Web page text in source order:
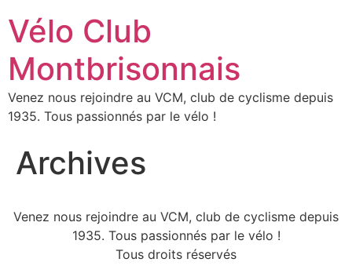
Vélo Club
Montbrisonnais
Venez nous rejoindre au VCM, club de cyclisme depuis
1935. Tous passionnés par le vélo !
Archives
Venez nous rejoindre au VCM, club de cyclisme depuis
1935. Tous passionnés par le vélo !
Tous droits réservés